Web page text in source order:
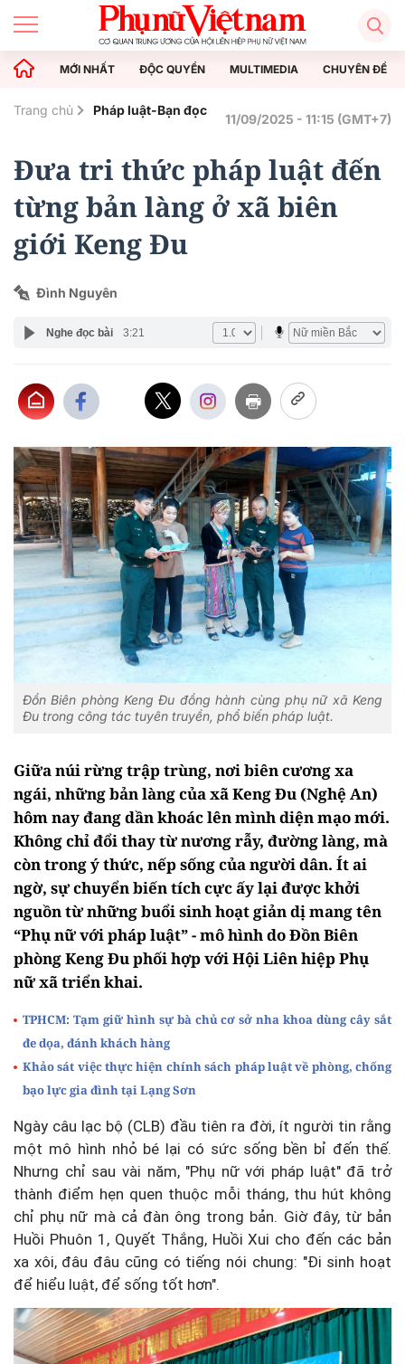
MỚI NHẤT ĐỘC QUYỀN MULTIMEDIA CHUYÊN ĐỀ
Trang chủ Pháp luật-Bạn đọc
11/09/2025 - 11:15 (GMT+7)
Đưa tri thức pháp luật đến
từng bản làng ở xã biên
giới Keng Đu
Đình Nguyên
Nghe đọc bài 3:21
Đồn Biên phòng Keng Đu đồng hành cùng phụ nữ xã Keng
Đu trong công tác tuyên truyền, phổ biến pháp luật.
Giữa núi rừng trập trùng, nơi biên cương xa
ngái, những bản làng của xã Keng Đu (Nghệ An)
hôm nay đang dần khoác lên mình diện mạo mới.
Không chỉ đổi thay từ nương rẫy, đường làng, mà
còn trong ý thức, nếp sống của người dân. Ít ai
ngờ, sự chuyển biến tích cực ấy lại được khởi
nguồn từ những buổi sinh hoạt giản dị mang tên
“Phụ nữ với pháp luật” - mô hình do Đồn Biên
phòng Keng Đu phối hợp với Hội Liên hiệp Phụ
nữ xã triển khai.
TPHCM: Tạm giữ hình sự bà chủ cơ sở nha khoa dùng cây sắt
đe dọa, đánh khách hàng
Khảo sát việc thực hiện chính sách pháp luật về phòng, chống
bạo lực gia đình tại Lạng Sơn
Ngày câu lạc bộ (CLB) đầu tiên ra đời, ít người tin rằng
một mô hình nhỏ bé lại có sức sống bền bỉ đến thế.
Nhưng chỉ sau vài năm, "Phụ nữ với pháp luật" đã trở
thành điểm hẹn quen thuộc mỗi tháng, thu hút không
chỉ phụ nữ mà cả đàn ông trong bản. Giờ đây, từ bản
Huồi Phuôn 1, Quyết Thắng, Huồi Xui cho đến các bản
xa xôi, đâu đâu cũng có tiếng nói chung: "Đi sinh hoạt
để hiểu luật, để sống tốt hơn".